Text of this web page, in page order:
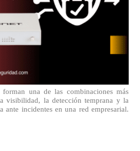
una de las combinaciones más
visibilidad, la detección temprana y la
ante incidentes en una red empresarial.